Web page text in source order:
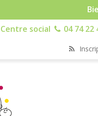
Centre social
04 74 22